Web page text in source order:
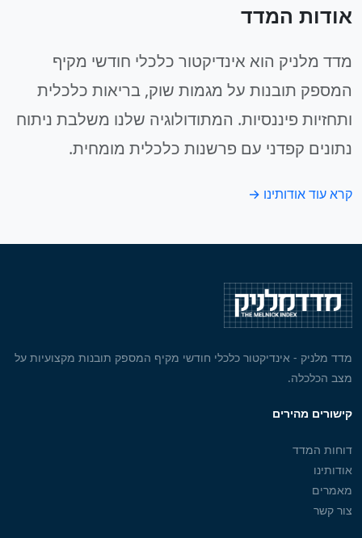
אודות המדד
מדד מלניק הוא אינדיקטור כלכלי חודשי מקיף
המספק תובנות על מגמות שוק, בריאות כלכלית
ותחזיות פיננסיות. המתודולוגיה שלנו משלבת ניתוח
נתונים קפדני עם פרשנות כלכלית מומחית.
קרא עוד אודותינו →
מדד מלניק - אינדיקטור כלכלי חודשי מקיף המספק תובנות מקצועיות על
מצב הכלכלה.
קישורים מהירים
דוחות המדד
אודותינו
מאמרים
צור קשר